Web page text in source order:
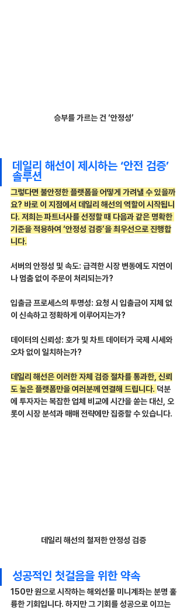
승부를 가르는 건 ‘안정성’
데일리 해선이 제시하는 ‘안전 검증’
솔루션
그렇다면 불안정한 플랫폼을 어떻게 가려낼 수 있을까
요? 바로 이 지점에서 데일리 해선의 역할이 시작됩니
다. 저희는 파트너사를 선정할 때 다음과 같은 명확한
기준을 적용하여 ‘안정성 검증’을 최우선으로 진행합
니다.
서버의 안정성 및 속도: 급격한 시장 변동에도 지연이
나 멈춤 없이 주문이 처리되는가?
입출금 프로세스의 투명성: 요청 시 입출금이 지체 없
이 신속하고 정확하게 이루어지는가?
데이터의 신뢰성: 호가 및 차트 데이터가 국제 시세와
오차 없이 일치하는가?
데일리 해선은 이러한 자체 검증 절차를 통과한, 신뢰
도 높은 플랫폼만을 여러분께 연결해 드립니다. 덕분
에 투자자는 복잡한 업체 비교에 시간을 쏟는 대신, 오
롯이 시장 분석과 매매 전략에만 집중할 수 있습니다.
데일리 해선의 철저한 안정성 검증
성공적인 첫걸음을 위한 약속
150만 원으로 시작하는 해외선물 미니계좌는 분명 훌
륭한 기회입니다. 하지만 그 기회를 성공으로 이끄는